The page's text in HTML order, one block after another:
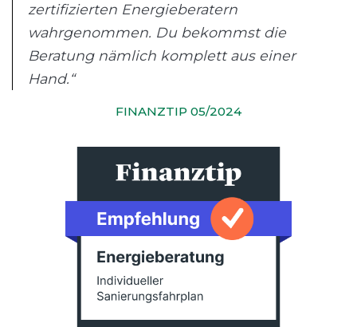
zertifizierten Energieberatern
wahrgenommen. Du bekommst die
Beratung nämlich komplett aus einer
Hand.“
FINANZTIP 05/2024